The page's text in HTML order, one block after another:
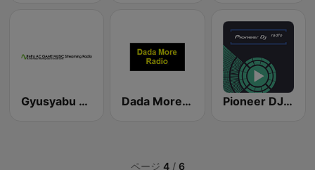
Gyusyabu - Retro AC GAME Radio Dada More Radio Pioneer DJ Radio
ページ 4/ 6